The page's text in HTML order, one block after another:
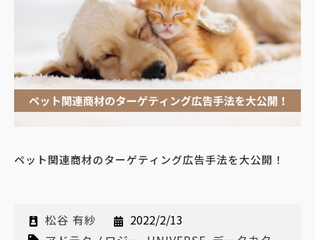
ペット関連商材のターゲティング広告手法を大公開！
松谷 有紗
2022/2/13